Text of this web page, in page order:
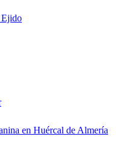
Ejido
en Huércal de Almería